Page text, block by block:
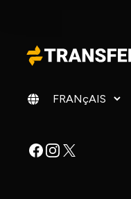
Changer de langue
Facebook
Instagram
X